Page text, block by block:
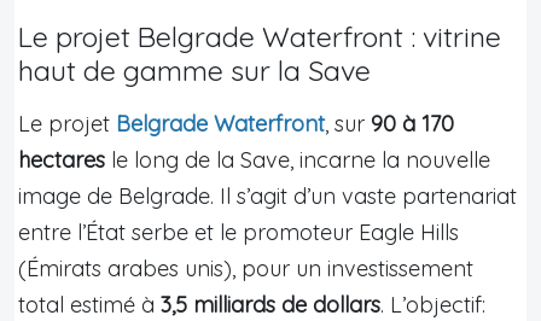
Le projet Belgrade Waterfront : vitrine
haut de gamme sur la Save
Le projet Belgrade Waterfront, sur 90 à 170
hectares le long de la Save, incarne la nouvelle
image de Belgrade. Il s’agit d’un vaste partenariat
entre l’État serbe et le promoteur Eagle Hills
(Émirats arabes unis), pour un investissement
total estimé à 3,5 milliards de dollars. L’objectif: